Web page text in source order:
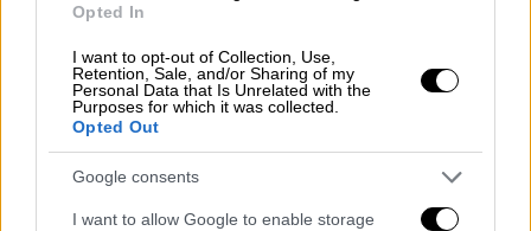
Opted In
I want to opt-out of Collection, Use,
Retention, Sale, and/or Sharing of my
Personal Data that Is Unrelated with the
Purposes for which it was collected.
Opted Out
Google consents
I want to allow Google to enable storage
«Either Or Productions», η οποία
στο αρμόδιο συμβούλιο του υπουργείου
Πολιτισμού να της δοθεί η άδεια για
γυρίσματα στον Ιερό Βράχο της Ακρόπολης
στις 10 Απριλίου, ενώ θα χρειαζόταν να
δεσμευτεί όλος ο αρχαιολογικός χώρος για
τέσσερις συνολικά μέρες.